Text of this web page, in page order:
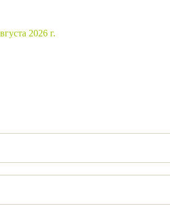
Просто заполните форму, и мы
2026 г.